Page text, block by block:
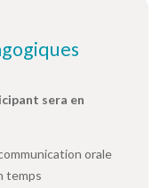
sera en
orale
temps